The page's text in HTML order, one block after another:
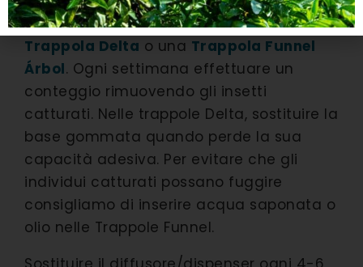
Il feromone può essere utilizzato con una
Trappola Delta o una Trappola Funnel
Árbol. Ogni settimana effettuare un
conteggio rimuovendo gli insetti
catturati. Nelle trappole Delta, sostituire la
base gommata quando perde la sua
capacità adesiva. Per evitare che gli
individui catturati possano fuggire
consigliamo di inserire acqua saponata o
olio nelle Trappole Funnel.